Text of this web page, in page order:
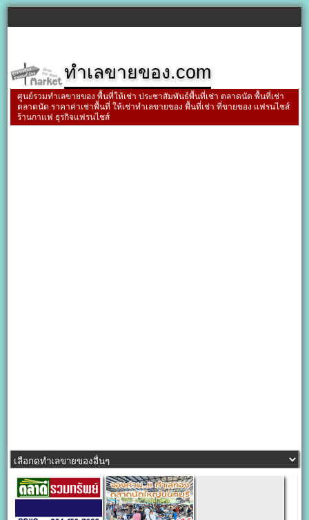
ทำเลขายของ.com
ศูนย์รวมทำเลขายของ พื้นที่ให้เช่า ประชาสัมพันธ์พื้นที่เช่า ตลาดนัด พื้นที่เช่า
ตลาดนัด ราคาค่าเช่าพื้นที่ ให้เช่าทำเลขายของ พื้นที่เช่า ที่ขายของ แฟรนไชส์
ร้านกาแฟ ธุรกิจแฟรนไชส์